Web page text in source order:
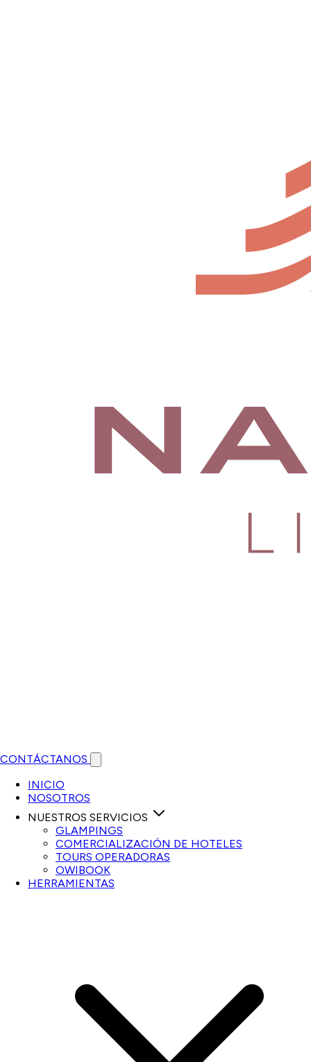
CONTÁCTANOS
INICIO
NOSOTROS
NUESTROS SERVICIOS
GLAMPINGS
COMERCIALIZACIÓN DE HOTELES
TOURS OPERADORAS
OWIBOOK
HERRAMIENTAS